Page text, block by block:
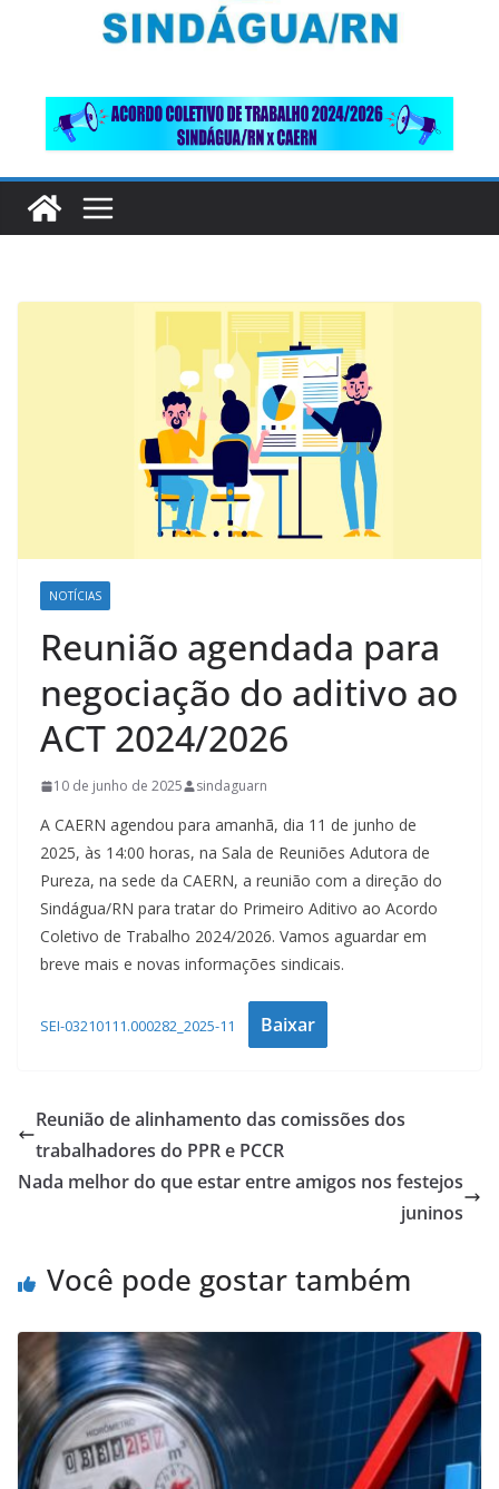
NOTÍCIAS
Reunião agendada para
negociação do aditivo ao
ACT 2024/2026
10 de junho de 2025 sindaguarn
A CAERN agendou para amanhã, dia 11 de junho de
2025, às 14:00 horas, na Sala de Reuniões Adutora de
Pureza, na sede da CAERN, a reunião com a direção do
Sindágua/RN para tratar do Primeiro Aditivo ao Acordo
Coletivo de Trabalho 2024/2026. Vamos aguardar em
breve mais e novas informações sindicais.
SEI-03210111.000282_2025-11 Baixar
Reunião de alinhamento das comissões dos
trabalhadores do PPR e PCCR
Nada melhor do que estar entre amigos nos festejos
juninos
Você pode gostar também